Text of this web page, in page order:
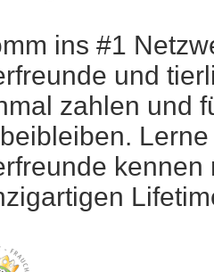
ins #1
und
zahlen und
kennen